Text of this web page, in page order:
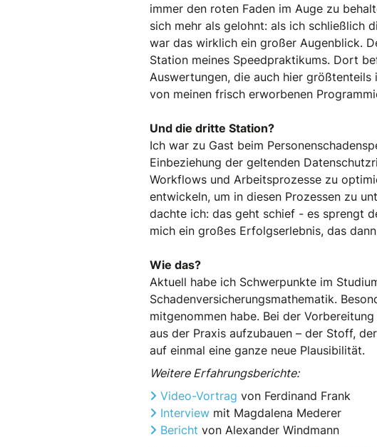
immer den roten Faden im Auge zu
sich mehr als gelohnt: als ich schließlich
war das wirklich ein großer Augenblick.
Station meines Speedpraktikums. Dort
Auswertungen, die auch hier
von meinen frisch erworbenen
Und die dritte Station?
Ich war zu Gast beim
Einbeziehung der geltenden
Workflows und Arbeitsprozesse zu
entwickeln, um in diesen Prozessen zu
dachte ich: das geht schief - es sprengt
mich ein großes Erfolgserlebnis, das
Wie das?
Aktuell habe ich Schwerpunkte im
Schadenversicherungsmathematik.
mitgenommen habe. Bei der
aus der Praxis aufzubauen – der Stoff,
auf einmal eine ganze neue Plausibilität.
Weitere Erfahrungsberichte:
Video-Vortrag von Ferdinand Frank
Interviewmit Magdalena Mederer
Bericht von Alexander Windmann